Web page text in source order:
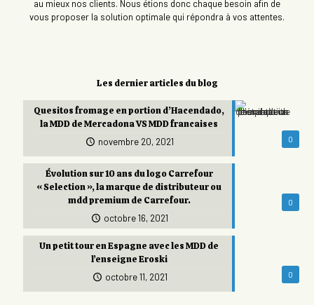
au mieux nos clients. Nous étions donc chaque besoin afin de
vous proposer la solution optimale qui répondra à vos attentes.
Les dernier articles du blog
0
Quesitos fromage en portion d’Hacendado,
la MDD de Mercadona VS MDD francaises
novembre 20, 2021
0
Évolution sur 10 ans du logo Carrefour
« Selection », la marque de distributeur ou
mdd premium de Carrefour.
octobre 16, 2021
0
Un petit tour en Espagne avec les MDD de
l’enseigne Eroski
octobre 11, 2021